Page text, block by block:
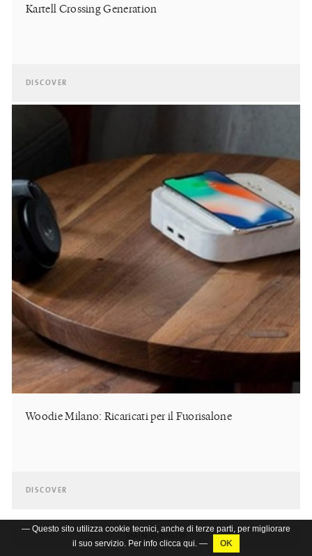
— Questo sito utilizza cookie tecnici, anche di terze parti, per migliorare
il suo servizio. Per info clicca qui. —
Kartell Crossing Generation
DISCOVER
Woodie Milano: Ricaricati per il Fuorisalone
DISCOVER